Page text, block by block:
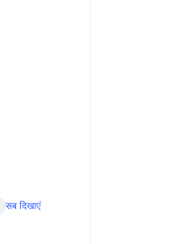
सब दिखाएं